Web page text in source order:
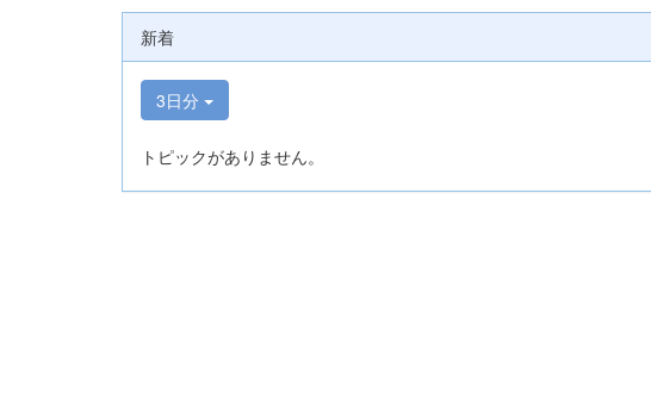
新着
3日分
トピックがありません。